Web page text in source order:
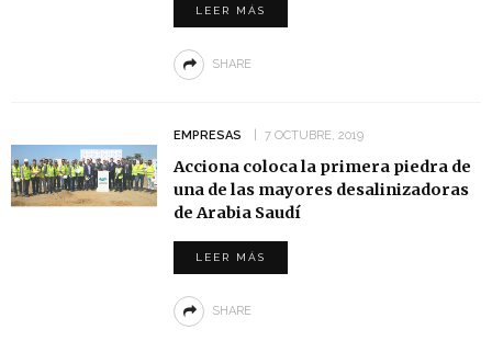
LEER MÁS
SHARE
EMPRESAS 7 OCTUBRE, 2019
Acciona coloca la primera piedra de
una de las mayores desalinizadoras
de Arabia Saudí
LEER MÁS
SHARE